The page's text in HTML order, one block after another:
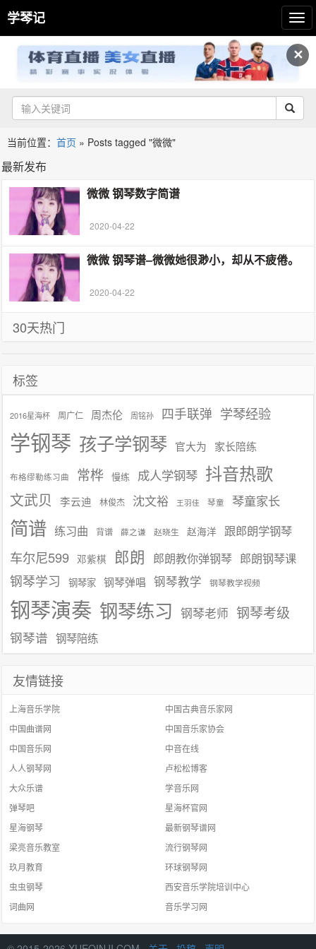
✕
学琴记
当前位置： 首页 » Posts tagged "微微"
最新发布
微微 钢琴数字简谱
2020-04-22
微微 钢琴谱–微微她很渺小，却从不疲倦。
2020-04-22
30天热门
标签
2016星海杯 周广仁 周杰伦 周铭孙 四手联弹 学琴经验
学钢琴 孩子学钢琴 官大为 家长陪练
布格缪勒练习曲 常桦 慢练 成人学钢琴 抖音热歌
文武贝 李云迪 林俊杰 沈文裕 王羽佳 琴童 琴童家长
简谱 练习曲 背谱 薛之谦 赵晓生 赵海洋 跟郎朗学钢琴
车尔尼599 邓紫棋 郎朗 郎朗教你弹钢琴 郎朗钢琴课
钢琴学习 钢琴家 钢琴弹唱 钢琴教学 钢琴教学视频
钢琴演奏 钢琴练习 钢琴老师 钢琴考级
钢琴谱 钢琴陪练
友情链接
上海音乐学院
中国古典音乐家网
中国曲谱网
中国音乐家协会
中国音乐网
中音在线
人人钢琴网
卢松松博客
大众乐谱
学音乐网
弹琴吧
星海杯官网
星海钢琴
最新钢琴谱网
梁亮音乐教室
流行钢琴网
玖月教育
环球钢琴网
虫虫钢琴
西安音乐学院培训中心
词曲网
音乐学习网